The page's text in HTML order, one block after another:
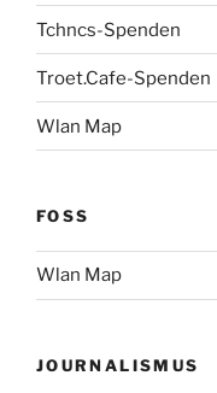
Tchncs-Spenden
Troet.Cafe-Spenden
Wlan Map
FOSS
Wlan Map
JOURNALISMUS